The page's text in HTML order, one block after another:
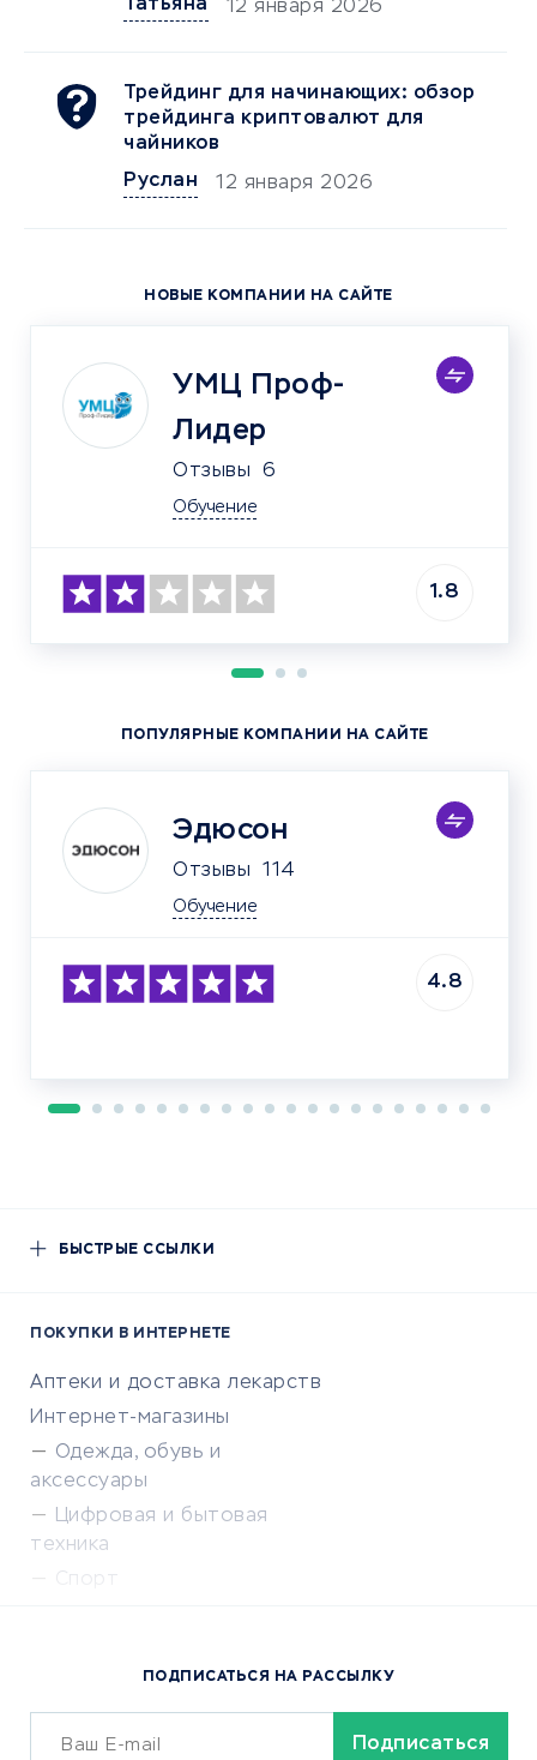
Татьяна 12 января 2026
Трейдинг для начинающих: обзор
трейдинга криптовалют для
чайников
Руслан
12 января 2026
НОВЫЕ КОМПАНИИ НА САЙТЕ
УМЦ Проф-
Лидер
Отзывы 6
Обучение
1.8
ПОПУЛЯРНЫЕ КОМПАНИИ НА САЙТЕ
Эдюсон
Отзывы 114
Обучение
4.8
БЫСТРЫЕ ССЫЛКИ
ПОКУПКИ В ИНТЕРНЕТЕ
Аптеки и доставка лекарств
Интернет-магазины
Одежда, обувь и
аксессуары
Цифровая и бытовая
техника
Спорт
Сервисы доставки
ОБУЧЕНИЕ И РАБОТА
ПОДПИСАТЬСЯ НА РАССЫЛКУ